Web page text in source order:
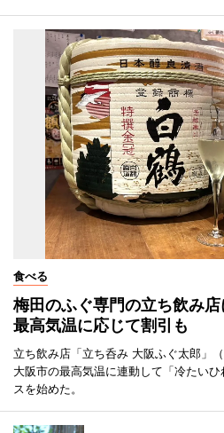
食べる
梅田のふぐ専門の立ち飲み
最高気温に応じて割引も
立ち飲み店「立ち呑み 大阪ふぐ太郎」
大阪市の最高気温に連動して「冷たい
スを始めた。